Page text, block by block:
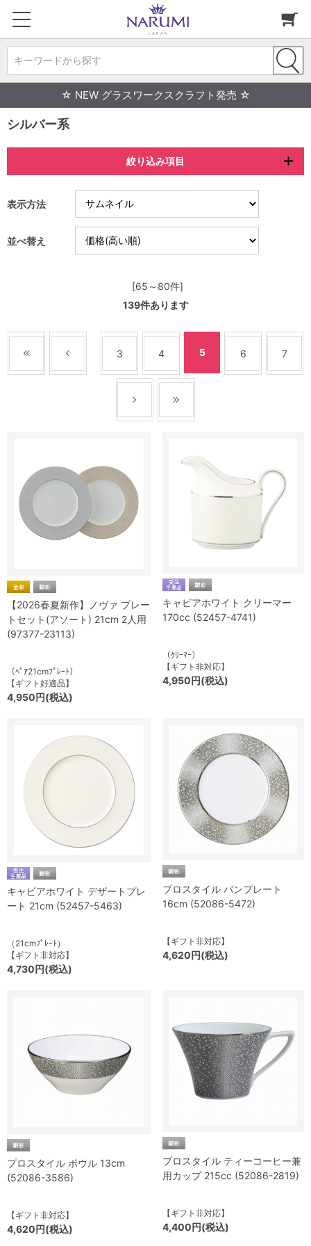
キーワードから探す
☆ NEW グラスワークスクラフト発売 ☆
シルバー系
絞り込み項目
表示方法
並べ替え
[65～80件]
139件あります
3 4 5 6 7
【2026春夏新作】ノヴァ プレー
トセット(アソート) 21cm 2人用
(97377-23113)
（ﾍﾟｱ21cmﾌﾟﾚｰﾄ）
【ギフト好適品】
4,950円(税込)
キャビアホワイト クリーマー
170cc (52457-4741)
（ｸﾘｰﾏｰ）
【ギフト非対応】
4,950円(税込)
キャビアホワイト デザートプレ
ート 21cm (52457-5463)
（21cmﾌﾟﾚｰﾄ）
【ギフト非対応】
4,730円(税込)
プロスタイル パンプレート
16cm (52086-5472)
【ギフト非対応】
4,620円(税込)
プロスタイル ボウル 13cm
(52086-3586)
【ギフト非対応】
4,620円(税込)
プロスタイル ティーコーヒー兼
用カップ 215cc (52086-2819)
【ギフト非対応】
4,400円(税込)